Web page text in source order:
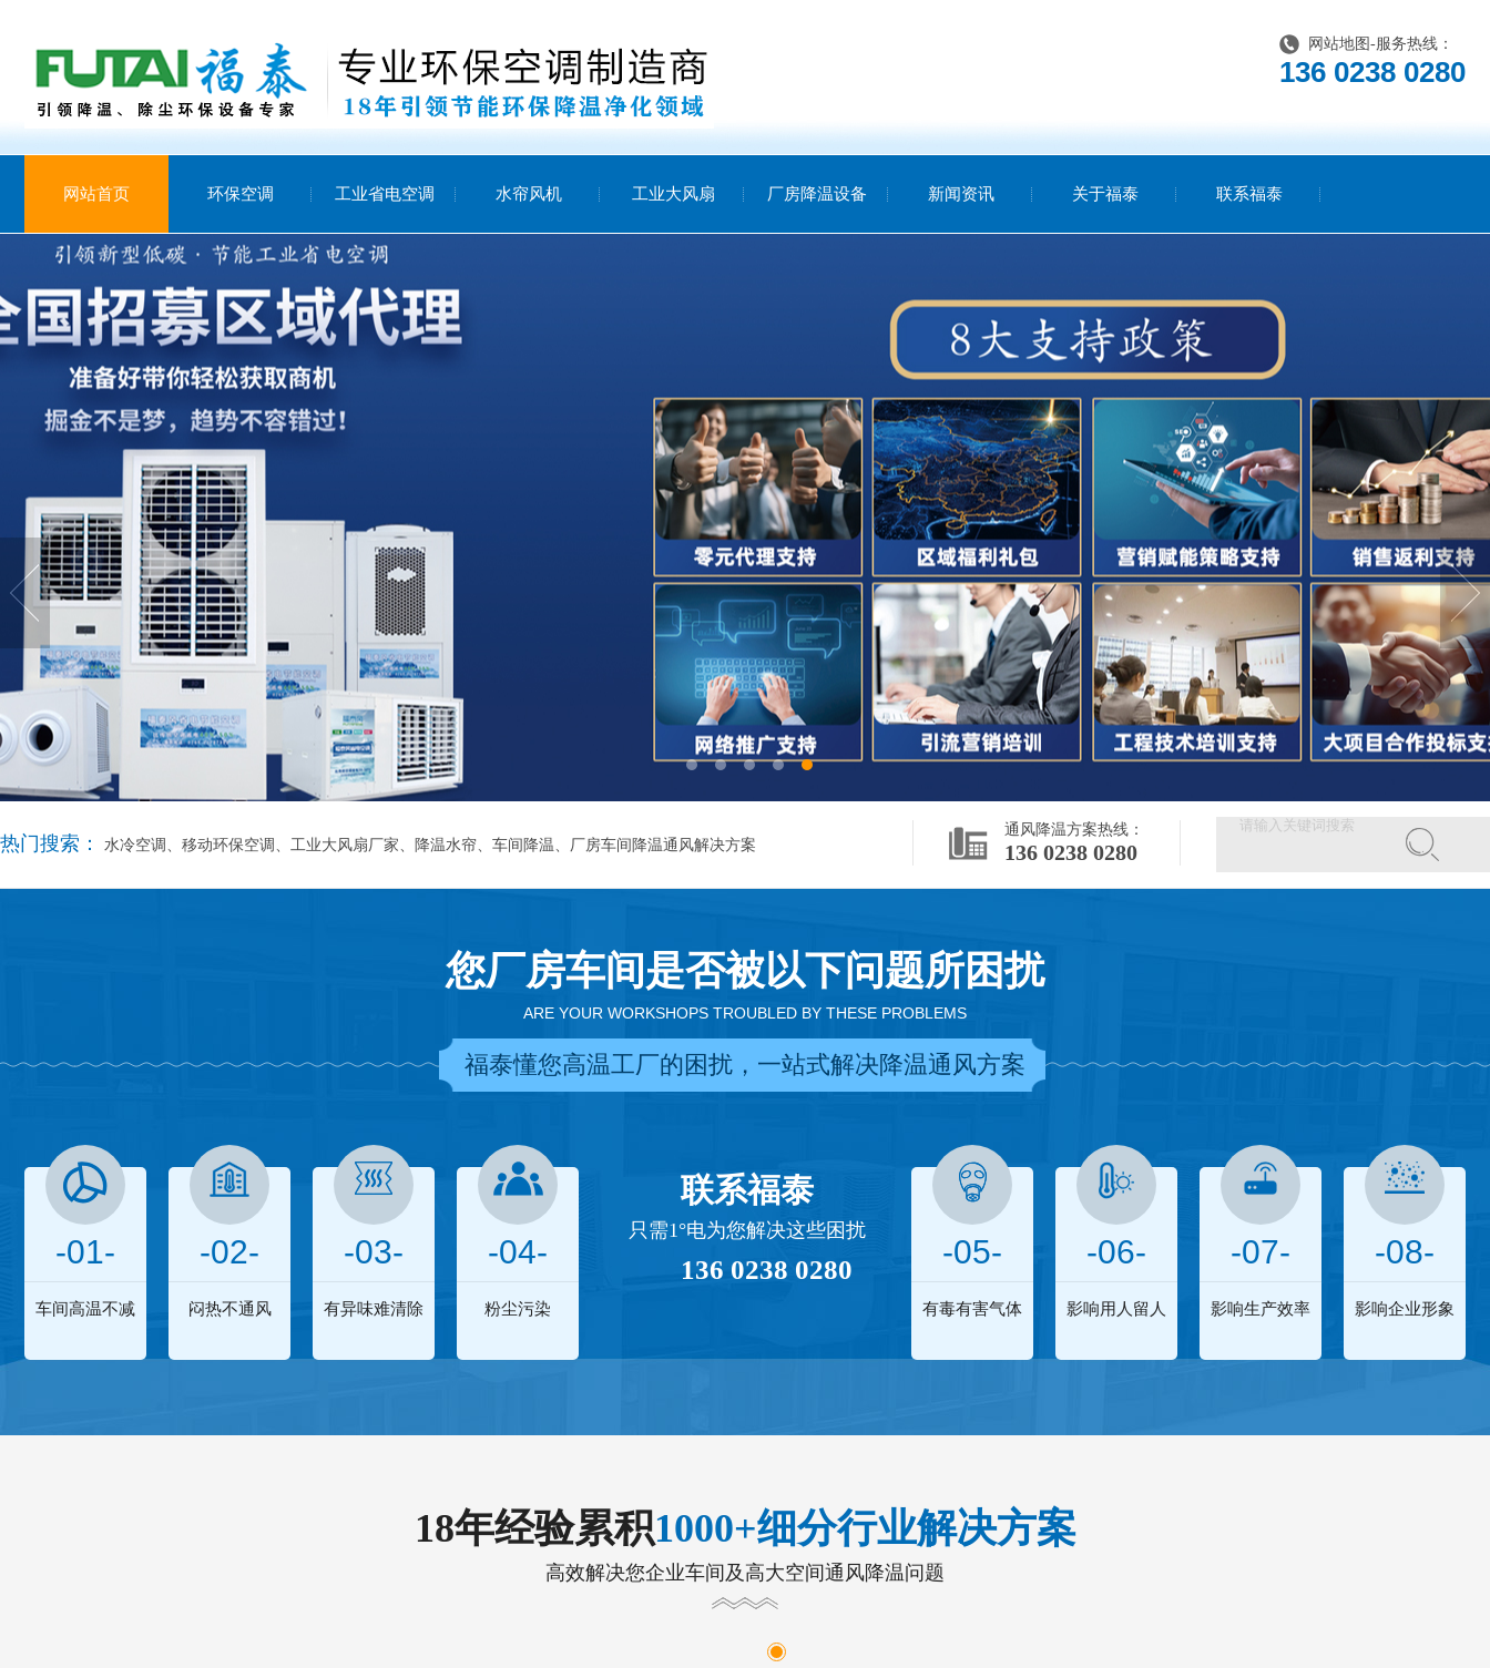
网站地图 -服务热线：
136 0238 0280
网站首页 环保空调 工业省电空调 水帘风机 工业大风扇 厂房降温设备 新闻资讯 关于福泰 联系福泰
热门搜索： 水冷空调、移动环保空调、工业大风扇厂家、降温水帘、车间降温、厂房车间降温通风解决方案
通风降温方案热线：
136 0238 0280
您厂房车间是否被以下问题所困扰
ARE YOUR WORKSHOPS TROUBLED BY THESE PROBLEMS
福泰懂您高温工厂的困扰，一站式解决降温通风方案
-01-
车间高温不减
-02-
闷热不通风
-03-
有异味难清除
-04-
粉尘污染
联系福泰
只需1°电为您解决这些困扰
136 0238 0280 -05-
有毒有害气体
-06-
影响用人留人
-07-
影响生产效率
-08-
影响企业形象
18年经验累积1000+细分行业解决方案
高效解决您企业车间及高大空间通风降温问题